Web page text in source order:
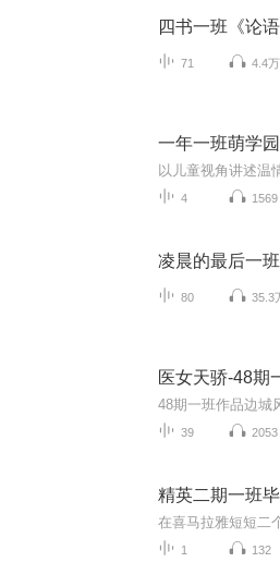
四书一班《论
71 4.4万
一年一班萌学园
4 1569
凌晨的最后一
80 35.3
医女天骄-48期
39 2053
精英二期一班
1 132